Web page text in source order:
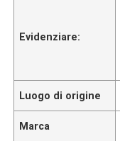
Evidenziare:
Luogo di origine
Marca